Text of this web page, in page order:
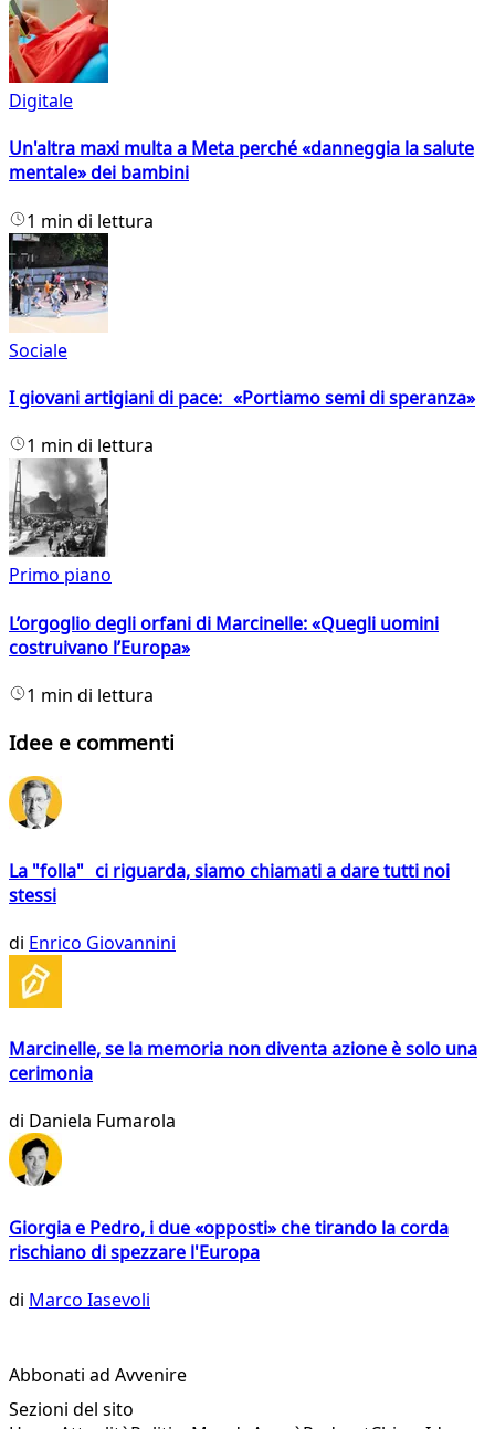
Digitale
Un'altra maxi multa a Meta perché «danneggia la salute
mentale» dei bambini
1 min di lettura
Sociale
I giovani artigiani di pace: «Portiamo semi di speranza»
1 min di lettura
Primo piano
L’orgoglio degli orfani di Marcinelle: «Quegli uomini
costruivano l’Europa»
1 min di lettura
Idee e commenti
La "folla" ci riguarda, siamo chiamati a dare tutti noi
stessi
di Enrico Giovannini
Marcinelle, se la memoria non diventa azione è solo una
cerimonia
di Daniela Fumarola
Giorgia e Pedro, i due «opposti» che tirando la corda
rischiano di spezzare l'Europa
di Marco Iasevoli
Abbonati ad Avvenire
Sezioni del sito